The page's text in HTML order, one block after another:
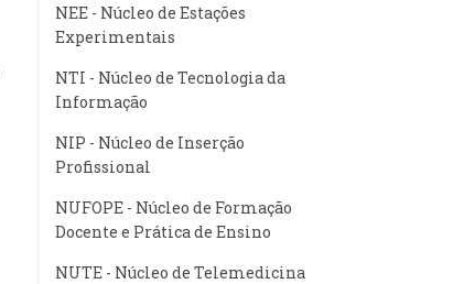
NEE - Núcleo de Estações
Experimentais
NTI - Núcleo de Tecnologia da
Informação
NIP - Núcleo de Inserção
Profissional
NUFOPE - Núcleo de Formação
Docente e Prática de Ensino
NUTE - Núcleo de Telemedicina